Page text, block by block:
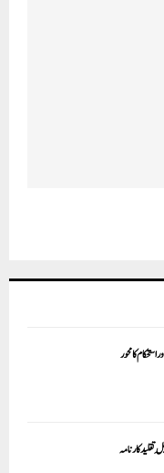
کا محور
کارنامہ